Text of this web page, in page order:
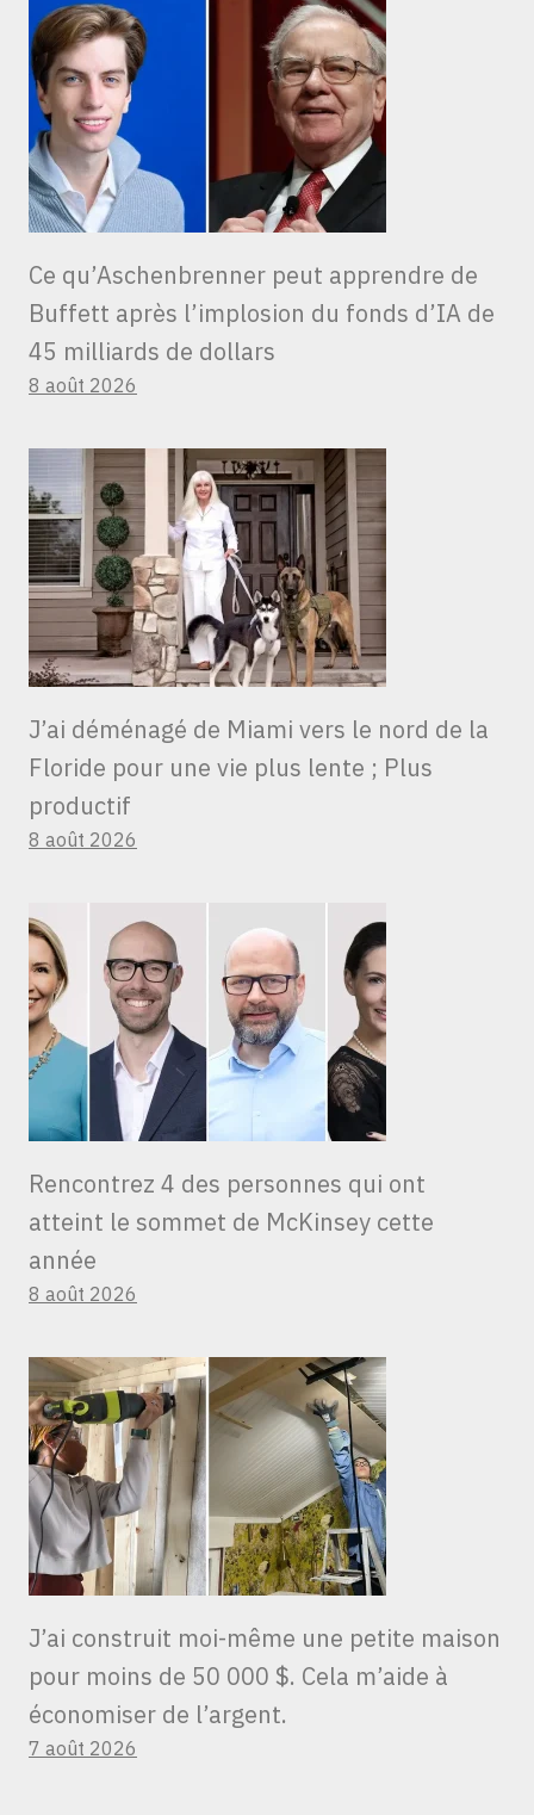
Ce qu’Aschenbrenner peut apprendre de
Buffett après l’implosion du fonds d’IA de
45 milliards de dollars
8 août 2026
J’ai déménagé de Miami vers le nord de la
Floride pour une vie plus lente ; Plus
productif
8 août 2026
Rencontrez 4 des personnes qui ont
atteint le sommet de McKinsey cette
année
8 août 2026
J’ai construit moi-même une petite maison
pour moins de 50 000 $. Cela m’aide à
économiser de l’argent.
7 août 2026